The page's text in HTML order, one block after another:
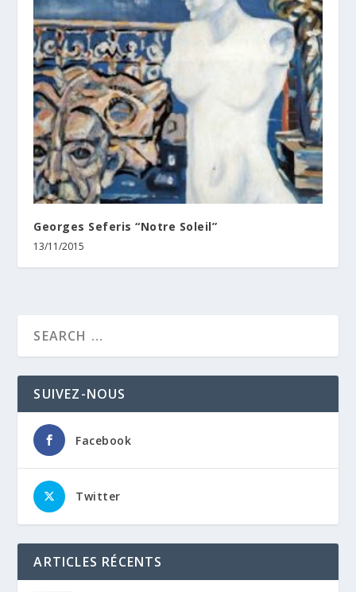
Georges Seferis “Notre Soleil”
13/11/2015
SUIVEZ-NOUS
Facebook
Twitter
ARTICLES RÉCENTS